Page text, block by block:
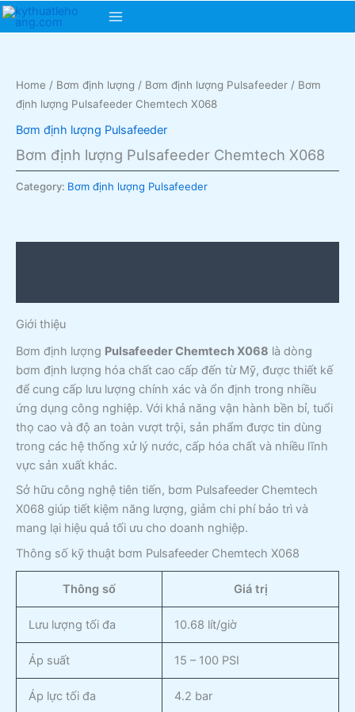
Skip
Main
Home / Bơm định lượng / Bơm định lượng Pulsafeeder / Bơm
định lượng Pulsafeeder Chemtech X068
Bơm định lượng Pulsafeeder
Bơm định lượng Pulsafeeder Chemtech X068
Category: Bơm định lượng Pulsafeeder
Giới thiệu
Bơm định lượng Pulsafeeder Chemtech X068 là dòng
bơm định lượng hóa chất cao cấp đến từ Mỹ, được thiết kế
để cung cấp lưu lượng chính xác và ổn định trong nhiều
ứng dụng công nghiệp. Với khả năng vận hành bền bỉ, tuổi
thọ cao và độ an toàn vượt trội, sản phẩm được tin dùng
trong các hệ thống xử lý nước, cấp hóa chất và nhiều lĩnh
vực sản xuất khác.
Sở hữu công nghệ tiên tiến, bơm Pulsafeeder Chemtech
X068 giúp tiết kiệm năng lượng, giảm chi phí bảo trì và
mang lại hiệu quả tối ưu cho doanh nghiệp.
Thông số kỹ thuật bơm Pulsafeeder Chemtech X068
Thông số Giá trị
Lưu lượng tối đa 10.68 lít/giờ
Áp suất 15 – 100 PSI
Áp lực tối đa 4.2 bar